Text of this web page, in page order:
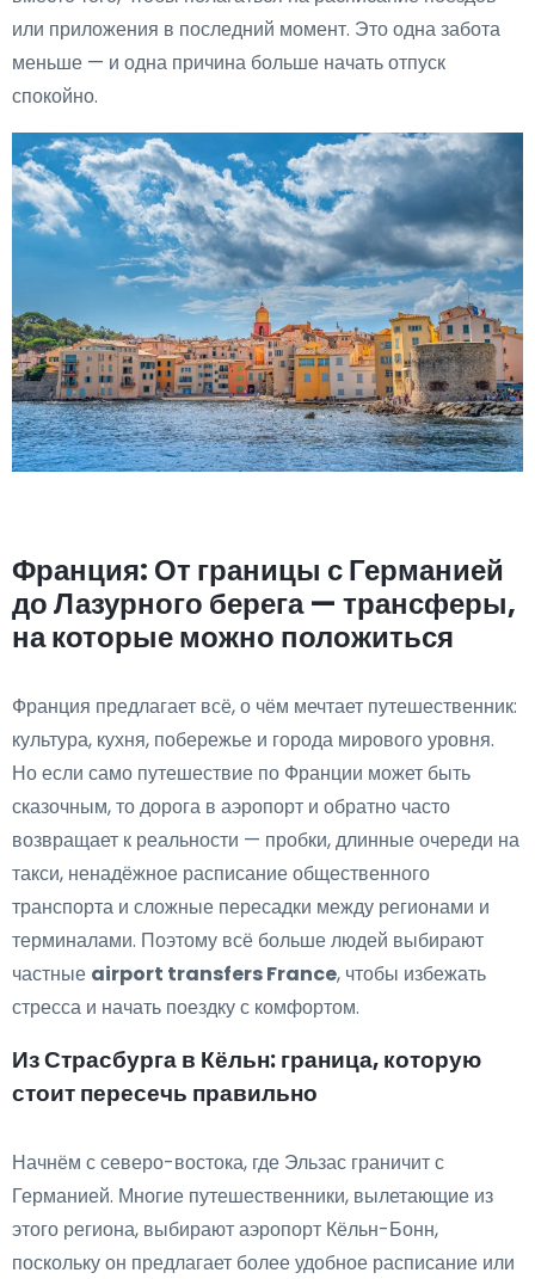
или приложения в последний момент. Это одна забота
меньше — и одна причина больше начать отпуск
спокойно.
Франция: От границы с Германией
до Лазурного берега — трансферы,
на которые можно положиться
Франция предлагает всё, о чём мечтает путешественник:
культура, кухня, побережье и города мирового уровня.
Но если само путешествие по Франции может быть
сказочным, то дорога в аэропорт и обратно часто
возвращает к реальности — пробки, длинные очереди на
такси, ненадёжное расписание общественного
транспорта и сложные пересадки между регионами и
терминалами. Поэтому всё больше людей выбирают
частные airport transfers France, чтобы избежать
стресса и начать поездку с комфортом.
Из Страсбурга в Кёльн: граница, которую
стоит пересечь правильно
Начнём с северо-востока, где Эльзас граничит с
Германией. Многие путешественники, вылетающие из
этого региона, выбирают аэропорт Кёльн-Бонн,
поскольку он предлагает более удобное расписание или